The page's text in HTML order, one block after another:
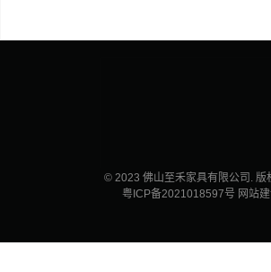
© 2023 佛山至禾家具有限公司. 版
粤ICP备2021018597号 网站